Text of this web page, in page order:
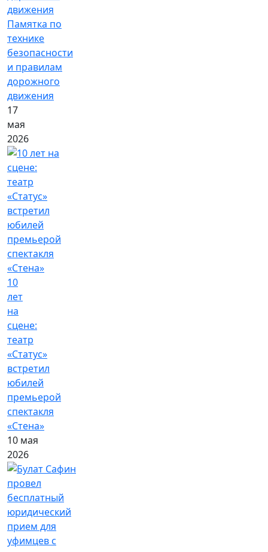
Памятка по
технике
безопасности
и правилам
дорожного
движения
17
мая
2026
10
лет
на
сцене:
театр
«Статус»
встретил
юбилей
премьерой
спектакля
«Стена»
10 мая
2026